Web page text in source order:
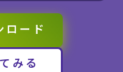
ロード
みる